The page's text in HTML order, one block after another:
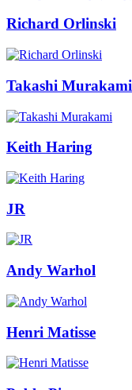
Richard Orlinski
Takashi Murakami
Keith Haring
JR
Andy Warhol
Henri Matisse